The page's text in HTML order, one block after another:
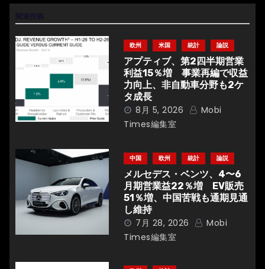
ゲ
ー
シ
ョ
欧州 米国 統計 論説
アプティブ、第2四半期営業
利益15％増 事業再編で収益
力向上、非自動車分野も2ケ
タ成長
8月 5, 2026
Mobi
Times編集室
中国 欧州 統計 論説
メルセデス・ベンツ、4〜6
月期営業益22％増 EV販売
51％増、中国苦戦も通期見通
し維持
7月 28, 2026
Mobi
Times編集室